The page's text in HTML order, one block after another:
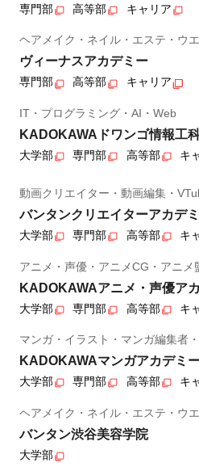
専門部 高等部 キャリア
ヘアメイク・ネイル・エステ・ウ
ヴィーナスアカデミー
専門部 高等部 キャリア
IT・プログラミング・AI・Web
KADOKAWAドワンゴ情報工
大学部 専門部 高等部 キ
動画クリエイター・動画編集・
バンタンクリエイターアカデ
大学部 専門部 高等部 キ
アニメ・声優・アニメCG・アニメ
KADOKAWAアニメ・声優ア
大学部 専門部 高等部 キ
マンガ・イラスト・マンガ編集者
KADOKAWAマンガアカデミ
大学部 専門部 高等部 キ
ヘアメイク・ネイル・エステ・ウ
バンタン渋谷美容学院
大学部